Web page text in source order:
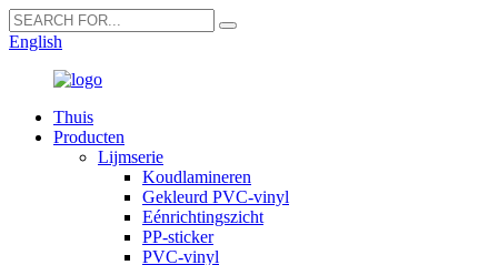
English
Thuis
Producten
Lijmserie
Koudlamineren
Gekleurd PVC-vinyl
Eénrichtingszicht
PP-sticker
PVC-vinyl